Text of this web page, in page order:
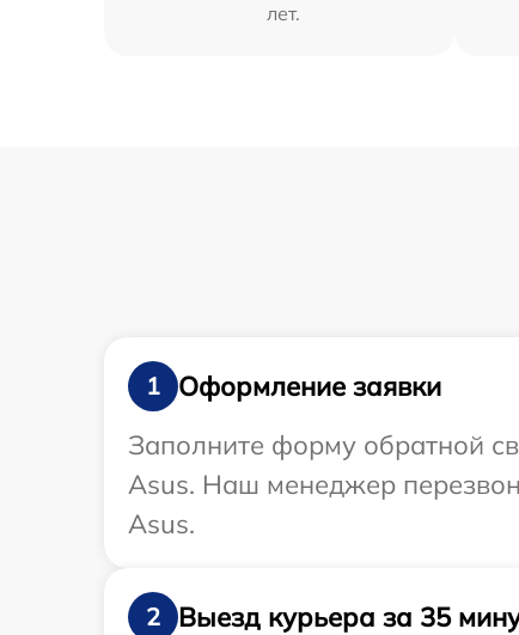
лет.
1
Оформление заявки
Заполните форму обратной
Asus. Наш менеджер
Asus.
2
Выезд курьера за 35